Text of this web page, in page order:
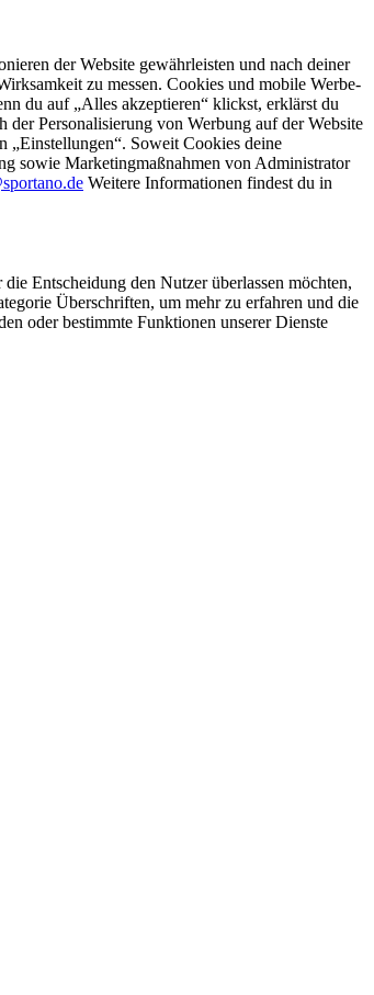
der Website gewährleisten und nach deiner
zu messen. Cookies und mobile Werbe-
du auf „Alles akzeptieren“ klickst, erklärst du
Personalisierung von Werbung auf der Website
„Einstellungen“. Soweit Cookies deine
sowie Marketingmaßnahmen von Administrator
Weitere Informationen findest du in
Entscheidung den Nutzer überlassen möchten,
Überschriften, um mehr zu erfahren und die
oder bestimmte Funktionen unserer Dienste